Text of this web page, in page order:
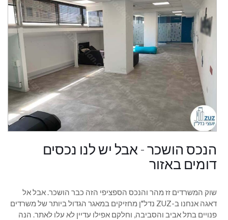
הנכס הושכר - אבל יש לנו נכסים
דומים באזור
שוק המשרדים זז מהר והנכס הספציפי הזה כבר הושכר. אבל אל
דאגה אנחנו ב-ZUZ נדל"ן מחזיקים במאגר הגדול ביותר של משרדים
פנויים בתל אביב והסביבה, וחלקם אפילו עדיין לא עלו לאתר. הנה